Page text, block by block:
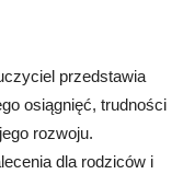
przedstawia
osiągnięć, trudności
rozwoju.
dla rodziców i